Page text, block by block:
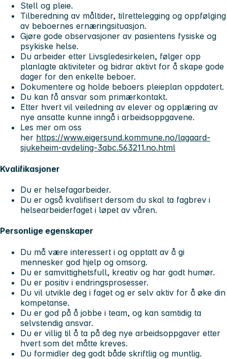
Stell og pleie.
Tilberedning av måltider, tilrettelegging og oppfølging
av beboernes ernæringsituasjon.
Gjøre gode observasjoner av pasientens fysiske og
psykiske helse.
Du arbeider etter Livsgledesirkelen, følger opp
planlagte aktiviteter og bidrar aktivt for å skape gode
dager for den enkelte beboer.
Dokumentere og holde beboers pleieplan oppdatert.
Du kan få ansvar som primærkontakt.
Etter hvert vil veiledning av elever og opplæring av
nye ansatte kunne inngå i arbeidsoppgavene.
Les mer om oss
her https://www.eigersund.kommune.no/lagaard-
sjukeheim-avdeling-3abc.563211.no.html
Kvalifikasjoner
Du er helsefagarbeider.
Du er også kvalifisert dersom du skal ta fagbrev i
helsearbeiderfaget i løpet av våren.
Personlige egenskaper
Du må være interessert i og opptatt av å gi
mennesker god hjelp og omsorg.
Du er samvittighetsfull, kreativ og har godt humør.
Du er positiv i endringsprosesser.
Du vil utvikle deg i faget og er selv aktiv for å øke din
kompetanse.
Du er god på å jobbe i team, og kan samtidig ta
selvstendig ansvar.
Du er villig til å ta på deg nye arbeidsoppgaver etter
hvert som det måtte kreves.
Du formidler deg godt både skriftlig og muntlig.